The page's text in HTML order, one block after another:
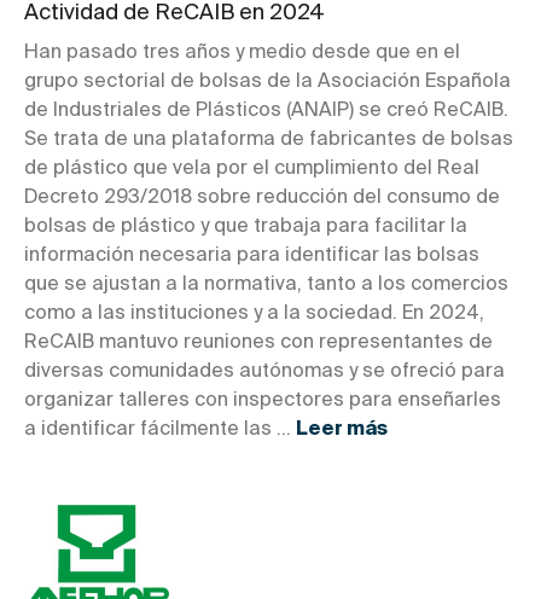
Actividad de ReCAIB en 2024
Han pasado tres años y medio desde que en el
grupo sectorial de bolsas de la Asociación Española
de Industriales de Plásticos (ANAIP) se creó ReCAIB.
Se trata de una plataforma de fabricantes de bolsas
de plástico que vela por el cumplimiento del Real
Decreto 293/2018 sobre reducción del consumo de
bolsas de plástico y que trabaja para facilitar la
información necesaria para identificar las bolsas
que se ajustan a la normativa, tanto a los comercios
como a las instituciones y a la sociedad. En 2024,
ReCAIB mantuvo reuniones con representantes de
diversas comunidades autónomas y se ofreció para
organizar talleres con inspectores para enseñarles
a identificar fácilmente las ... Leer más